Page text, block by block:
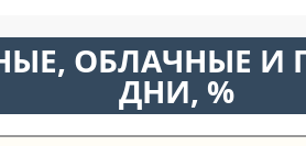
ОБЛАЧНЫЕ И
ДНИ, %